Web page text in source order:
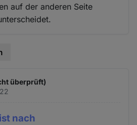
auf der anderen Seite
überprüft)
nach